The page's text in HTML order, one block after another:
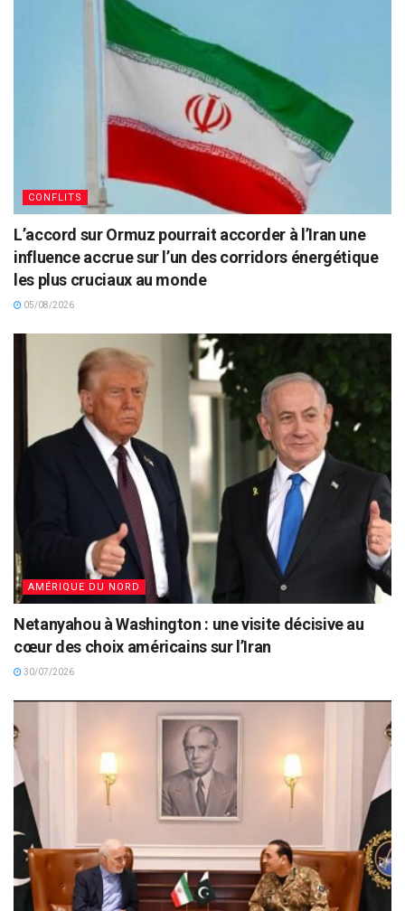
CONFLITS
L’accord sur Ormuz pourrait accorder à l’Iran une
influence accrue sur l’un des corridors énergétique
les plus cruciaux au monde
05/08/2026
AMÉRIQUE DU NORD
Netanyahou à Washington : une visite décisive au
cœur des choix américains sur l’Iran
30/07/2026